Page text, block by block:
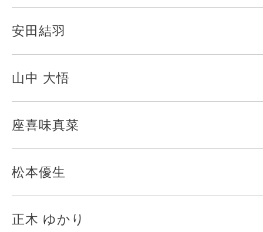
安田結羽
山中 大悟
座喜味真菜
松本優生
正木 ゆかり